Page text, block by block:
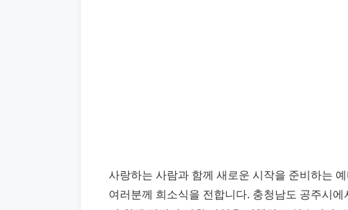
사랑하는 사람과 함께 새로운 시작을 준비하는
여러분께 희소식을 전합니다. 충청남도 공주시